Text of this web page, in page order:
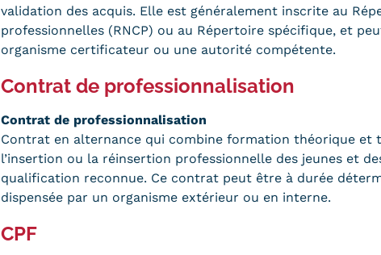
validation des acquis. Elle est généralement inscrite au
professionnelles (RNCP) ou au Répertoire spécifique, et
organisme certificateur ou une autorité compétente.
Contrat de professionnalisation
Contrat de professionnalisation
Contrat en alternance qui combine formation théorique et
l’insertion ou la réinsertion professionnelle des jeunes et
qualification reconnue. Ce contrat peut être à durée
dispensée par un organisme extérieur ou en interne.
CPF